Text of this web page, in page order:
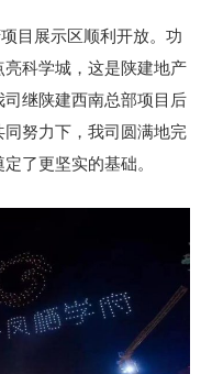
目展示区顺利开放。功
科学城，这是陕建地产
继陕建西南总部项目后
努力下，我司圆满地完
了更坚实的基础。